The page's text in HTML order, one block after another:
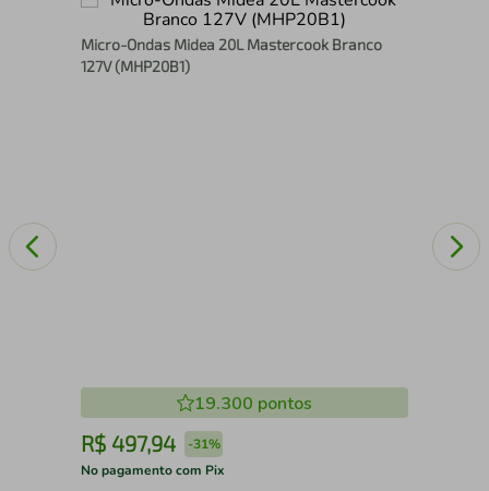
Micro-Ondas Midea 20L Mastercook Branco
127V (MHP20B1)
19.300 pontos
R$ 497,94 -31%
No pagamento com Pix